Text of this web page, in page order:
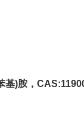
基)胺，